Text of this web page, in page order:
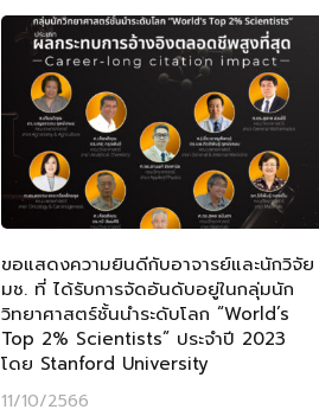
ขอแสดงความยินดีกับอาจารย์และนักวิจัย
มช. ที่ ได้รับการจัดอันดับอยู่ในกลุ่มนัก
วิทยาศาสตร์ชั้นนำระดับโลก “World’s
Top 2% Scientists” ประจำปี 2023
โดย Stanford University
11/10/2566